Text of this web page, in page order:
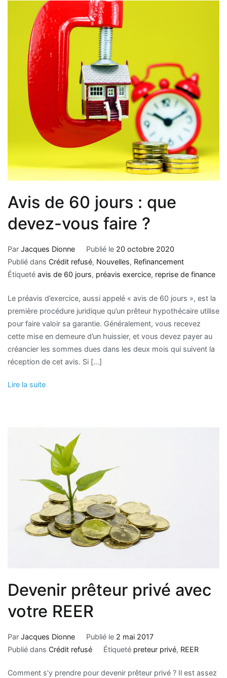
Avis de 60 jours : que
devez-vous faire ?
Par Jacques Dionne Publié le 20 octobre 2020
Publié dans Crédit refusé, Nouvelles, Refinancement
Étiqueté avis de 60 jours, préavis exercice, reprise de finance
Le préavis d’exercice, aussi appelé « avis de 60 jours », est la
première procédure juridique qu’un prêteur hypothécaire utilise
pour faire valoir sa garantie. Généralement, vous recevez
cette mise en demeure d’un huissier, et vous devez payer au
créancier les sommes dues dans les deux mois qui suivent la
réception de cet avis. Si […]
Lire la suite
Devenir prêteur privé avec
votre REER
Par Jacques Dionne Publié le 2 mai 2017
Publié dans Crédit refusé Étiqueté preteur privé, REER
Comment s’y prendre pour devenir prêteur privé ? Il est assez